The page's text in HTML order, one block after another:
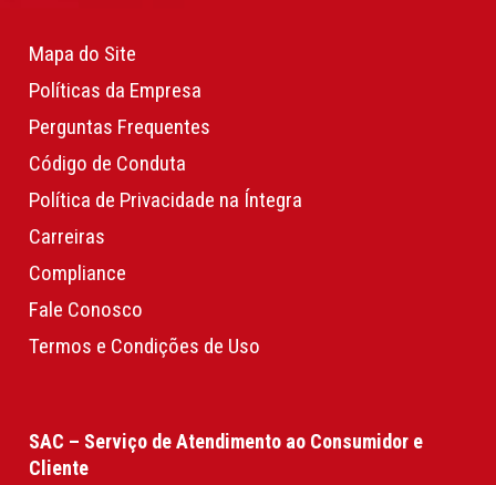
Mapa do Site
Políticas da Empresa
Perguntas Frequentes
Código de Conduta
Política de Privacidade na Íntegra
Carreiras
Compliance
Fale Conosco
Termos e Condições de Uso
SAC – Serviço de Atendimento ao Consumidor e
Cliente